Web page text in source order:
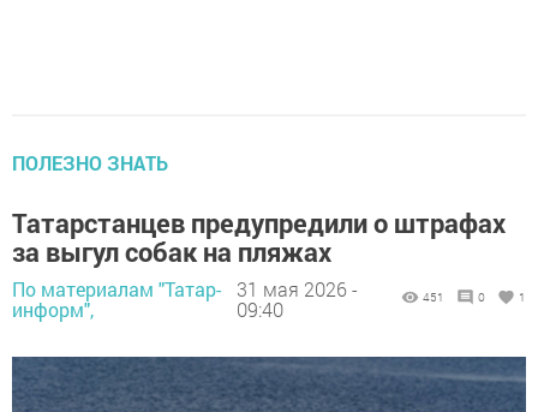
ПОЛЕЗНО ЗНАТЬ
Татарстанцев предупредили о штрафах
за выгул собак на пляжах
По материалам "Татар-
информ",
31 мая 2026 -
09:40
451 0 1